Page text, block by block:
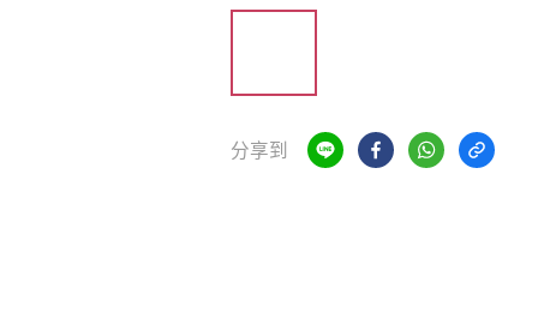
分享到